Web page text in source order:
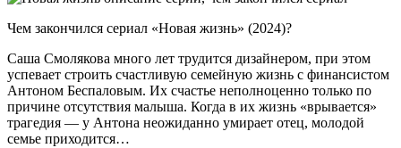
Чем закончился сериал «Новая жизнь» (2024)?
Саша Смолякова много лет трудится дизайнером, при этом
успевает строить счастливую семейную жизнь с финансистом
Антоном Беспаловым. Их счастье неполноценно только по
причине отсутствия малыша. Когда в их жизнь «врывается»
трагедия — у Антона неожиданно умирает отец, молодой
семье приходится…